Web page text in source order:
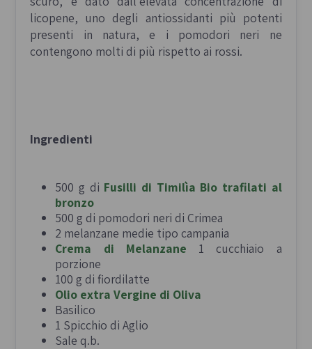
licopene, uno degli antiossidanti più potenti
presenti in natura, e i pomodori neri ne
contengono molti di più rispetto ai rossi.
Ingredienti
500 g di Fusilli di Timilìa Bio trafilati al
bronzo
500 g di pomodori neri di Crimea
2 melanzane medie tipo campania
Crema di Melanzane 1 cucchiaio a
porzione
100 g di fiordilatte
Olio extra Vergine di Oliva
Basilico
1 Spicchio di Aglio
Sale q.b.